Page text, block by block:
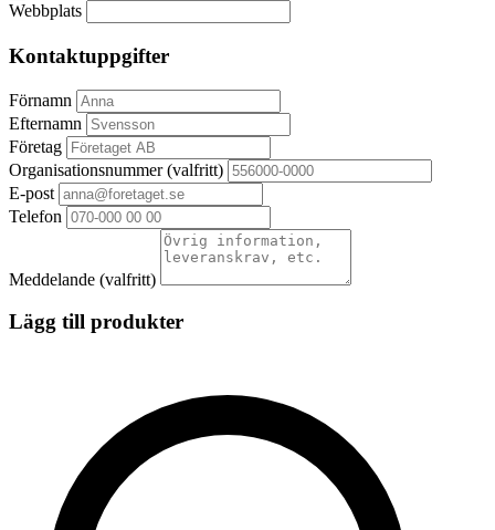
Webbplats
Kontaktuppgifter
Förnamn
Efternamn
Företag
Organisationsnummer(valfritt)
E-post
Telefon
Meddelande (valfritt)
Lägg till produkter